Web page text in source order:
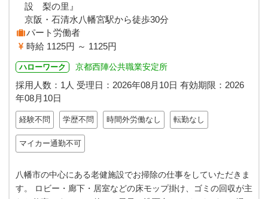
設 梨の里』
京阪・石清水八幡宮駅から徒歩30分
パート労働者
時給 1125円 ～ 1125円
ハローワーク 京都西陣公共職業安定所
採用人数：1人 受理日： 2026年08月10日 有効期限： 2026
年08月10日
経験不問 学歴不問 時間外労働なし 転勤なし
マイカー通勤不可
八幡市の中心にある老健施設でお掃除の仕事をしていただきま
す。 ロビー・廊下・居室などの床モップ掛け、ゴミの回収が主